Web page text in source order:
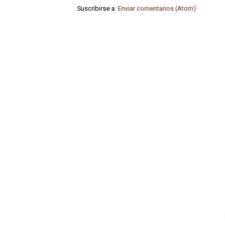
Suscribirse a: Enviar comentarios (Atom)